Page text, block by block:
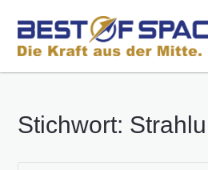
Stichwort: